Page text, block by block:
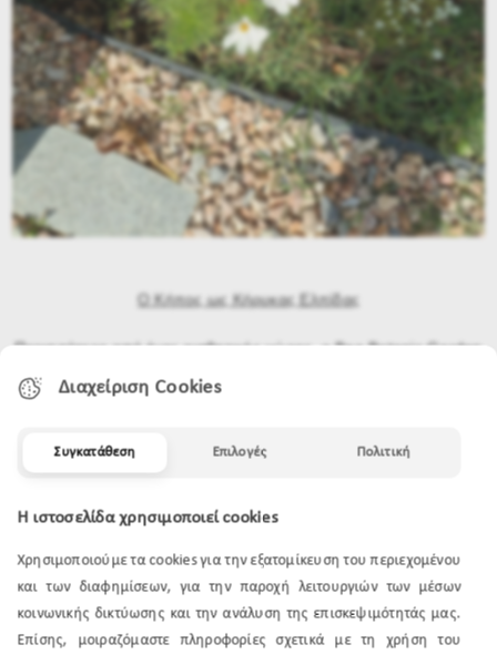
Ο Κήπος ως Κήρυκας Ελπίδας
Περισσότερο από ένας αισθητικός χώρος, ο Bee Botanic Garden
είναι ένα
ζωντανό εργαστήριο βιοποικιλότητας
εκπαίδευσης
και ένα
δοκιμάζεται, ο κήπος της APIVITA θυμίζει ότι η ελπίδα ανθίζει
Διαχείριση Cookies
Συγκατάθεση Επιλογές Πολιτική
Η ιστοσελίδα χρησιμοποιεί cookies
Χρησιμοποιούμε τα cookies για την εξατομίκευση του περιεχομένου
και των διαφημίσεων, για την παροχή λειτουργιών των μέσων
κοινωνικής δικτύωσης και την ανάλυση της επισκεψιμότητάς μας.
Επίσης, μοιραζόμαστε πληροφορίες σχετικά με τη χρήση του